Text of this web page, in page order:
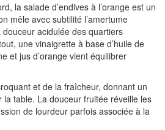
la salade d’endives à l’orange est un
mêle avec subtilité l’amertume
acidulée des quartiers
une vinaigrette à base d’huile de
et jus d’orange vient équilibrer
et de la fraîcheur, donnant un
table. La douceur fruitée réveille les
de lourdeur parfois associée à la